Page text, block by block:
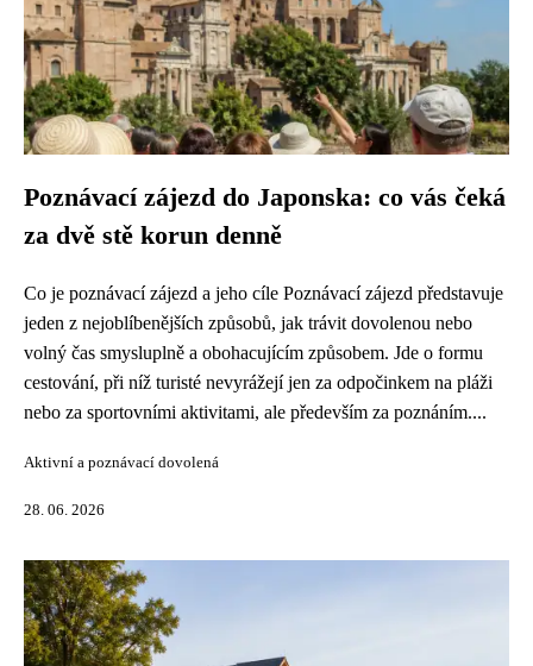
Poznávací zájezd do Japonska: co vás čeká
za dvě stě korun denně
Co je poznávací zájezd a jeho cíle Poznávací zájezd představuje
jeden z nejoblíbenějších způsobů, jak trávit dovolenou nebo
volný čas smysluplně a obohacujícím způsobem. Jde o formu
cestování, při níž turisté nevyrážejí jen za odpočinkem na pláži
nebo za sportovními aktivitami, ale především za poznáním....
Aktivní a poznávací dovolená
28. 06. 2026